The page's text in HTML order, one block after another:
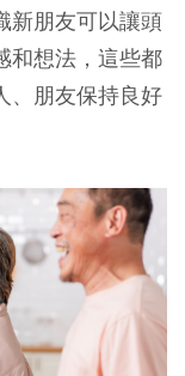
新朋友可以讓頭
和想法，這些都
、朋友保持良好